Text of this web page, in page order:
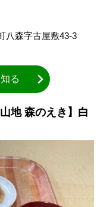
八森字古屋敷43-3
る
地 森のえき】白